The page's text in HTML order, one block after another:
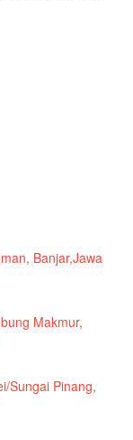
Banjar,Jawa
Makmur,
Sungai Pinang,